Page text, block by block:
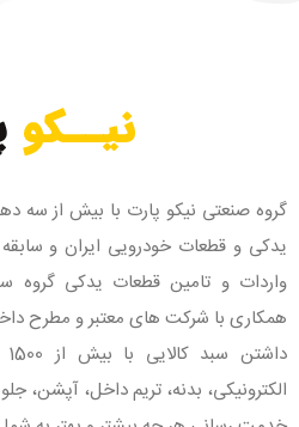
گروه صنعتی نیکو پارت با بیش از سه
یدکی و قطعات خودرویی ایران و سابقه
واردات و تامین قطعات یدکی
همکاری با شرکت های معتبر و مطرح
الکترونیکی، بدنه، تریم داخل، آپشن،